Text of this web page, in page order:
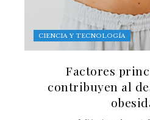
CIENCIA Y TECNOLOGÍA
Factores
contribuyen al